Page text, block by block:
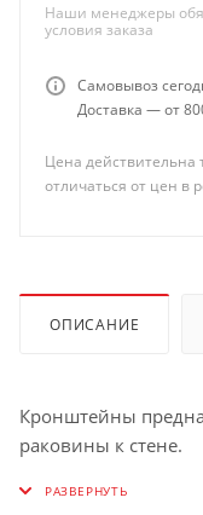
Наши менеджеры
условия заказа
Самовывоз
Доставка — от
Цена действительна
отличаться от цен в
ОПИСАНИЕ
Кронштейны
раковины к стене.